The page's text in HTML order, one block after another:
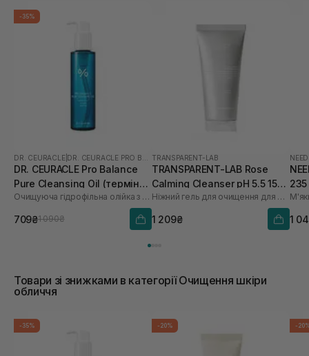
-35%
DR. CEURACLE
DR. CEURACLE Pro Balance
Pure Cleansing Oil (термін
до 01.27р.) 155 мл
Очищуюча гідрофільна олійка з пробіотиками
709₴1 090₴
TRANSPARENT-LAB
TRANSPARENT-LAB Rose
Calming Cleanser pH 5.5 150
мл
Ніжний гель для очищення для обличчя
1 209₴ 1
Товари зі знижками в категорії Очищення шкіри
обличчя
-35% -20% -